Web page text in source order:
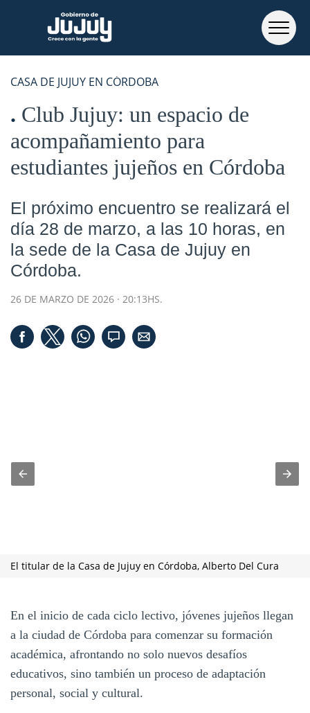
CASA DE JUJUY EN CÓRDOBA
Club Jujuy: un espacio de
acompañamiento para
estudiantes jujeños en Córdoba
El próximo encuentro se realizará el
día 28 de marzo, a las 10 horas, en
la sede de la Casa de Jujuy en
Córdoba.
26 DE MARZO DE 2026 · 20:13HS.
El titular de la Casa de Jujuy en Córdoba, Alberto Del Cura
En el inicio de cada ciclo lectivo, jóvenes jujeños llegan
a la ciudad de Córdoba para comenzar su formación
académica, afrontando no solo nuevos desafíos
educativos, sino también un proceso de adaptación
personal, social y cultural.